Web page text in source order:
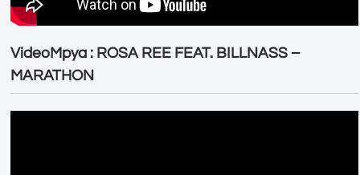
VideoMpya : ROSA REE FEAT. BILLNASS –
MARATHON